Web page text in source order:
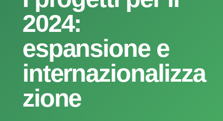
2024:
espansione e
internazionalizza
zione